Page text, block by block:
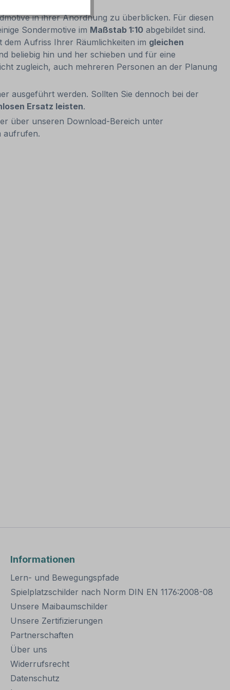
in ihrer Anordnung zu überblicken. Für diesen
Sondermotive im Maßstab 1:10 abgebildet sind.
Aufriss Ihrer Räumlichkeiten im gleichen
beliebig hin und her schieben und für eine
zugleich, auch mehreren Personen an der Planung
ausgeführt werden. Sollten Sie dennoch bei der
Ersatz leisten.
über unseren Download-Bereich unter
aufrufen.
Informationen
Lern- und Bewegungspfade
Spielplatzschilder nach Norm DIN EN 1176:2008-08
Unsere Maibaumschilder
Unsere Zertifizierungen
Partnerschaften
Über uns
Widerrufsrecht
Datenschutz